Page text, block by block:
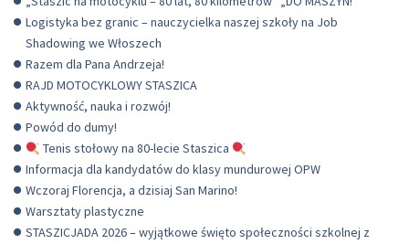
Logistyka bez granic – nauczycielka naszej szkoły na Job
Shadowing we Włoszech
Razem dla Pana Andrzeja!
RAJD MOTOCYKLOWY STASZICA
Aktywność, nauka i rozwój!
Powód do dumy!
Tenis stołowy na 80-lecie Staszica
Informacja dla kandydatów do klasy mundurowej OPW
Wczoraj Florencja, a dzisiaj San Marino!
Warsztaty plastyczne
STASZICJADA 2026 – wyjątkowe święto społeczności szkolnej z